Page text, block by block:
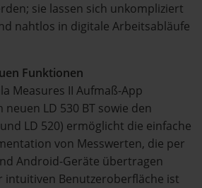
sie lassen sich unkompliziert
nahtlos in digitale Arbeitsabläufe
Funktionen
Measures II Aufmaß-App
LD 530 BT sowie den
LD 520) ermöglicht die einfache
von Messwerten, die per
Android-Geräte übertragen
intuitiven Benutzeroberfläche ist